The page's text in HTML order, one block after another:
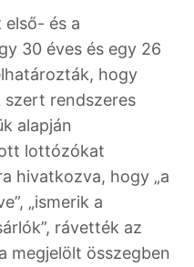
első- és a
30 éves és egy 26
hogy
szert rendszeres
alapján
lottózókat
hivatkozva, hogy „a
„ismerik a
rávették az
megjelölt összegben